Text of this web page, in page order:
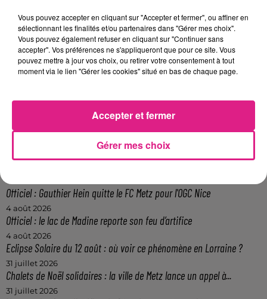
Et en plus de cette nouvelle installation, deux
bâtiments devraient être affectés par des travaux de
rénovation thermique. Des aménagements qui
s'inscrivent dans une volonté de rénovation et
Metz.
4 août 2026
Officiel : Gauthier Hein quitte le FC Metz pour l'OGC Nice
4 août 2026
Officiel : le lac de Madine reporte son feu d’artifice
4 août 2026
Eclipse Solaire du 12 août : où voir ce phénomène en Lorraine ?
31 juillet 2026
Chalets de Noël solidaires : la ville de Metz lance un appel à...
31 juillet 2026
Vous pouvez accepter en cliquant sur "Accepter et fermer", ou affiner en
sélectionnant les finalités et/ou partenaires dans "Gérer mes choix".
Vous pouvez également refuser en cliquant sur "Continuer sans
accepter". Vos préférences ne s'appliqueront que pour ce site. Vous
pouvez mettre à jour vos choix, ou retirer votre consentement à tout
moment via le lien "Gérer les cookies" situé en bas de chaque page.
Gérer mes choix
Accepter et fermer